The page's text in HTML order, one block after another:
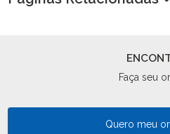
Faça seu
Quero meu